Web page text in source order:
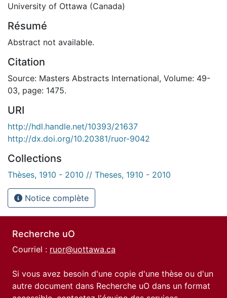
University of Ottawa (Canada)
Résumé
Abstract not available.
Citation
Source: Masters Abstracts International, Volume: 49-
03, page: 1475.
URI
http://hdl.handle.net/10393/21637
http://dx.doi.org/10.20381/ruor-9042
Collections
Thèses, 1910 - 2010 // Theses, 1910 - 2010
Notice complète
Recherche uO
Courriel : ruor@uottawa.ca
Si vous avez besoin d'une copie d'une thèse ou d'un
autre document dans Recherche uO dans un format